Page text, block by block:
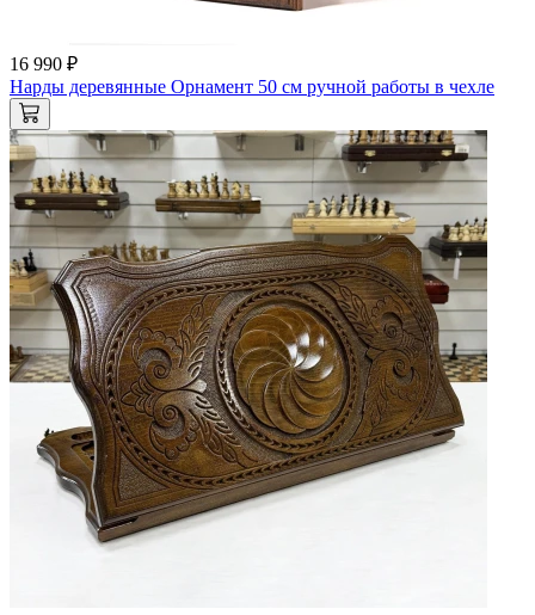
16 990 ₽
Нарды деревянные Орнамент 50 см ручной работы в чехле